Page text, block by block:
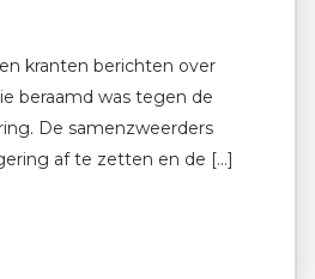
kranten berichten over
beraamd was tegen de
De samenzweerders
af te zetten en de […]